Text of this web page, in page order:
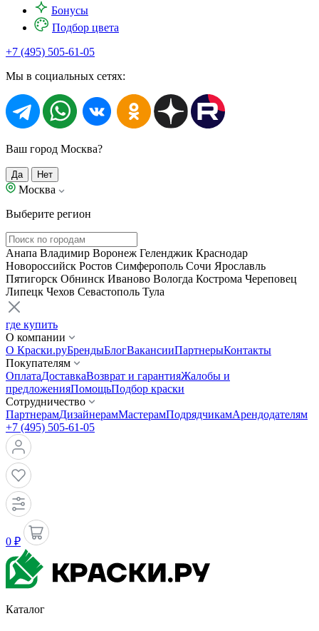
Бонусы
Подбор цвета
+7 (495) 505-61-05
Мы в социальных сетях:
Ваш город Москва?
Да Нет
Москва
Выберите регион
Анапа Владимир Воронеж Геленджик Краснодар
Новороссийск Ростов Симферополь Сочи Ярославль
Пятигорск Обнинск Иваново Вологда Кострома Череповец
Липецк Чехов Севастополь Тула
где купить
О компании
О Краски.руБрендыБлогВакансииПартнерыКонтакты
Покупателям
ОплатаДоставкаВозврат и гарантияЖалобы и
предложенияПомощьПодбор краски
Сотрудничество
ПартнерамДизайнерамМастерамПодрядчикамАрендодателям
+7 (495) 505-61-05
0 ₽
Каталог